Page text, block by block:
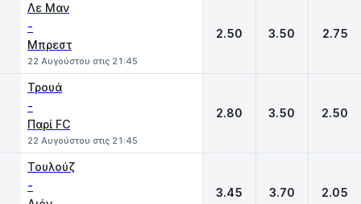
Λε Μαν
-
Μπρεστ
22 Αυγούστου στις 21:45
2.50 3.50 2.75
Τρουά
-
Παρί FC
22 Αυγούστου στις 21:45
2.80 3.50 2.50
Τουλούζ
- 3.45 3.70 2.05